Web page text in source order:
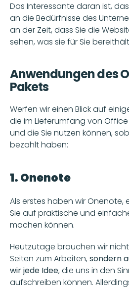
Das Interessante daran ist,
an die Bedürfnisse des
an der Zeit, dass Sie die
sehen, was sie für Sie
Anwendungen des
Pakets
Werfen wir einen Blick auf
die im Lieferumfang von
und die Sie nutzen können,
bezahlt haben:
1. Onenote
Als erstes haben wir Onenote,
Sie auf praktische und
machen können.
Heutzutage brauchen wir
Seiten zum Arbeiten, sondern
wir jede Idee, die uns in den
aufschreiben können.